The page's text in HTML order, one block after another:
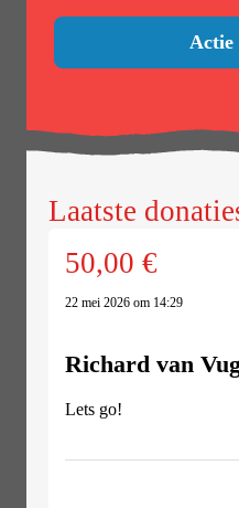
Actie
Laatste
50,00 €
22 mei 2026 om 14:29
Richard van
Lets go!